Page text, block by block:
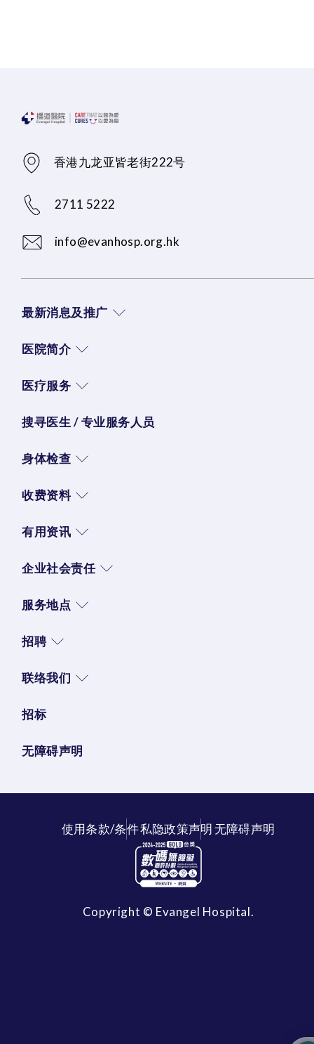
香港九龙亚皆老街222号
2711 5222
info@evanhosp.org.hk
最新消息及推广
医院简介
医疗服务
搜寻医生 / 专业服务人员
身体检查
收费资料
有用资讯
企业社会责任
服务地点
招聘
联络我们
招标
无障碍声明
使用条款/条件私隐政策声明无障碍声明
Copyright © Evangel Hospital.